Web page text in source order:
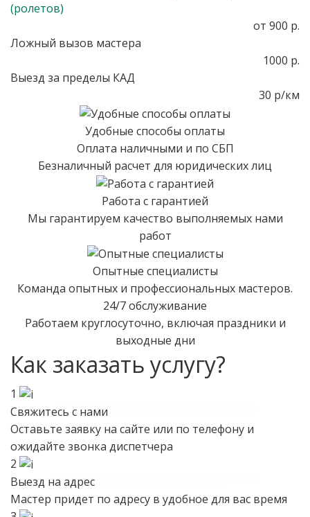
(ролетов)
от 900 р.
Ложный вызов мастера
1000 р.
Выезд за пределы КАД
30 р/км
Удобные способы оплаты
Оплата наличными и по СБП
Безналичный расчет для юридических лиц
Работа с гарантией
Мы гарантируем качество выполняемых нами
работ
Опытные специалисты
Команда опытных и профессиональных мастеров.
24/7 обслуживание
Работаем круглосуточно, включая праздники и
выходные дни
Как заказать услугу?
1
Свяжитесь с нами
Оставьте заявку на сайте или по телефону и
ожидайте звонка диспетчера
2
Выезд на адрес
Мастер придет по адресу в удобное для вас время